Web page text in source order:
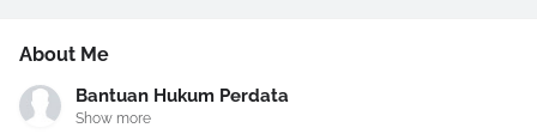
About Me
Bantuan Hukum Perdata
Show more